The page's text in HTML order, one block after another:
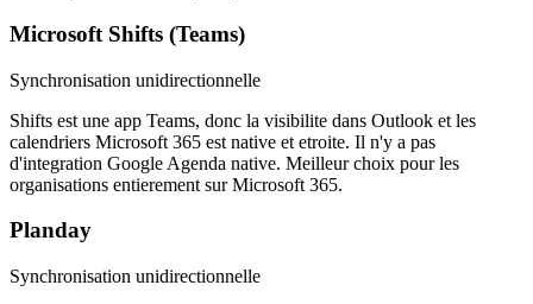
Microsoft Shifts (Teams)
Synchronisation unidirectionnelle
Shifts est une app Teams, donc la visibilite dans Outlook et les
calendriers Microsoft 365 est native et etroite. Il n'y a pas
d'integration Google Agenda native. Meilleur choix pour les
organisations entierement sur Microsoft 365.
Planday
Synchronisation unidirectionnelle